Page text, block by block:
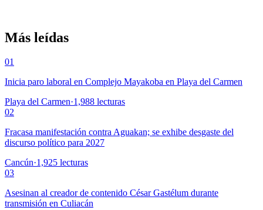
Más leídas
01
Inicia paro laboral en Complejo Mayakoba en Playa del Carmen
Playa del Carmen·1,988 lecturas
02
Fracasa manifestación contra Aguakan; se exhibe desgaste del
discurso político para 2027
Cancún·1,925 lecturas
03
Asesinan al creador de contenido César Gastélum durante
transmisión en Culiacán